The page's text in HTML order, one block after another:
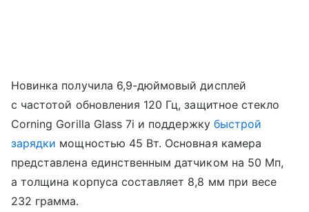
Новинка получила 6,9-дюймовый дисплей
с частотой обновления 120 Гц, защитное стекло
Corning Gorilla Glass 7i и поддержку быстрой
зарядки мощностью 45 Вт. Основная камера
представлена единственным датчиком на 50 Мп,
а толщина корпуса составляет 8,8 мм при весе
232 грамма.